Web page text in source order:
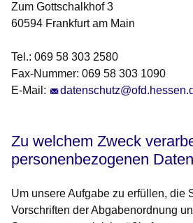
Zum Gottschalkhof 3
60594 Frankfurt am Main
Tel.: 069 58 303 2580
Fax-Nummer: 069 58 303 1090
E-Mail:
Zu welchem Zweck
personenbezogenen
Um unsere Aufgabe zu erfüllen, die
Vorschriften der Abgabenordnung